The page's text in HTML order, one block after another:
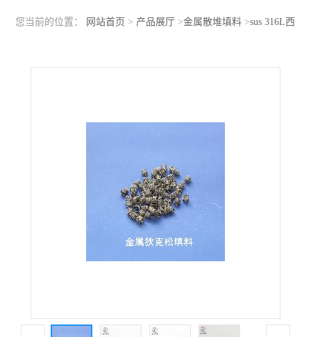
您当前的位置： 网站首页 > 产品展厅>金属散堆填料>sus 316L西